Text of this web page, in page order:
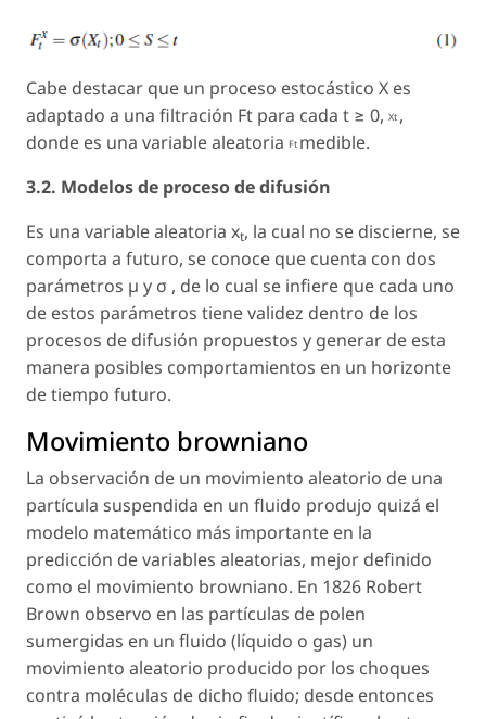
Cabe destacar que un proceso estocástico X es
adaptado a una filtración Ft para cada t ≥ 0, Xt ,
donde es una variable aleatoria Ft medible.
3.2. Modelos de proceso de difusión
Es una variable aleatoria xt, la cual no se discierne, se
comporta a futuro, se conoce que cuenta con dos
parámetros µ y σ , de lo cual se infiere que cada uno
de estos parámetros tiene validez dentro de los
procesos de difusión propuestos y generar de esta
manera posibles comportamientos en un horizonte
de tiempo futuro.
Movimiento browniano
La observación de un movimiento aleatorio de una
partícula suspendida en un fluido produjo quizá el
modelo matemático más importante en la
predicción de variables aleatorias, mejor definido
como el movimiento browniano. En 1826 Robert
Brown observo en las partículas de polen
sumergidas en un fluido (líquido o gas) un
movimiento aleatorio producido por los choques
contra moléculas de dicho fluido; desde entonces